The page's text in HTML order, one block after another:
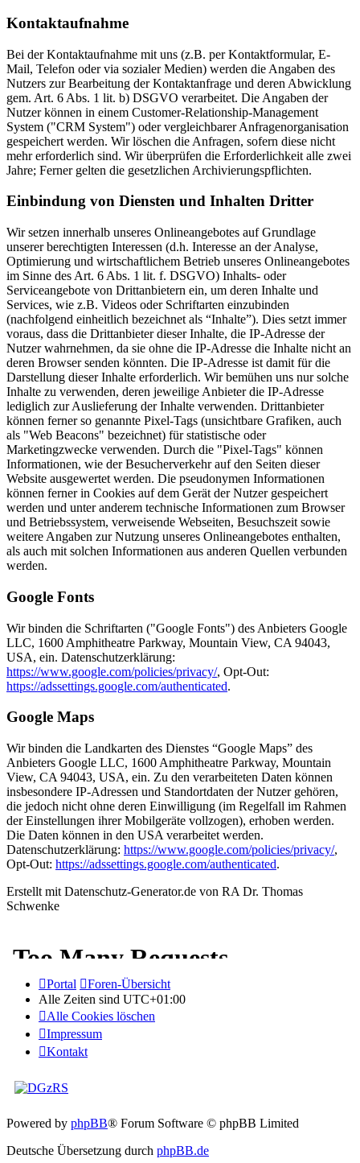
Kontaktaufnahme
Bei der Kontaktaufnahme mit uns (z.B. per Kontaktformular, E-
Mail, Telefon oder via sozialer Medien) werden die Angaben des
Nutzers zur Bearbeitung der Kontaktanfrage und deren Abwicklung
gem. Art. 6 Abs. 1 lit. b) DSGVO verarbeitet. Die Angaben der
Nutzer können in einem Customer-Relationship-Management
System ("CRM System") oder vergleichbarer Anfragenorganisation
gespeichert werden. Wir löschen die Anfragen, sofern diese nicht
mehr erforderlich sind. Wir überprüfen die Erforderlichkeit alle zwei
Jahre; Ferner gelten die gesetzlichen Archivierungspflichten.
Einbindung von Diensten und Inhalten Dritter
Wir setzen innerhalb unseres Onlineangebotes auf Grundlage
unserer berechtigten Interessen (d.h. Interesse an der Analyse,
Optimierung und wirtschaftlichem Betrieb unseres Onlineangebotes
im Sinne des Art. 6 Abs. 1 lit. f. DSGVO) Inhalts- oder
Serviceangebote von Drittanbietern ein, um deren Inhalte und
Services, wie z.B. Videos oder Schriftarten einzubinden
(nachfolgend einheitlich bezeichnet als “Inhalte”). Dies setzt immer
voraus, dass die Drittanbieter dieser Inhalte, die IP-Adresse der
Nutzer wahrnehmen, da sie ohne die IP-Adresse die Inhalte nicht an
deren Browser senden könnten. Die IP-Adresse ist damit für die
Darstellung dieser Inhalte erforderlich. Wir bemühen uns nur solche
Inhalte zu verwenden, deren jeweilige Anbieter die IP-Adresse
lediglich zur Auslieferung der Inhalte verwenden. Drittanbieter
können ferner so genannte Pixel-Tags (unsichtbare Grafiken, auch
als "Web Beacons" bezeichnet) für statistische oder
Marketingzwecke verwenden. Durch die "Pixel-Tags" können
Informationen, wie der Besucherverkehr auf den Seiten dieser
Website ausgewertet werden. Die pseudonymen Informationen
können ferner in Cookies auf dem Gerät der Nutzer gespeichert
werden und unter anderem technische Informationen zum Browser
und Betriebssystem, verweisende Webseiten, Besuchszeit sowie
weitere Angaben zur Nutzung unseres Onlineangebotes enthalten,
als auch mit solchen Informationen aus anderen Quellen verbunden
werden.
Google Fonts
Wir binden die Schriftarten ("Google Fonts") des Anbieters Google
LLC, 1600 Amphitheatre Parkway, Mountain View, CA 94043,
USA, ein. Datenschutzerklärung:
https://www.google.com/policies/privacy/, Opt-Out:
https://adssettings.google.com/authenticated.
Google Maps
Wir binden die Landkarten des Dienstes “Google Maps” des
Anbieters Google LLC, 1600 Amphitheatre Parkway, Mountain
View, CA 94043, USA, ein. Zu den verarbeiteten Daten können
insbesondere IP-Adressen und Standortdaten der Nutzer gehören,
die jedoch nicht ohne deren Einwilligung (im Regelfall im Rahmen
der Einstellungen ihrer Mobilgeräte vollzogen), erhoben werden.
Die Daten können in den USA verarbeitet werden.
Datenschutzerklärung: https://www.google.com/policies/privacy/,
Opt-Out: https://adssettings.google.com/authenticated.
Erstellt mit Datenschutz-Generator.de von RA Dr. Thomas
Schwenke
Portal
Foren-Übersicht
Alle Zeiten sind UTC+01:00
Alle Cookies löschen
Impressum
Kontakt
Powered by phpBB® Forum Software © phpBB Limited
Deutsche Übersetzung durch phpBB.de